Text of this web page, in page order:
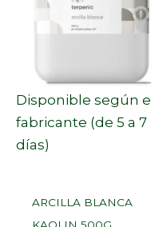
Disponible según el
fabricante (de 5 a 7
días)
ARCILLA BLANCA
KAOLIN 500G